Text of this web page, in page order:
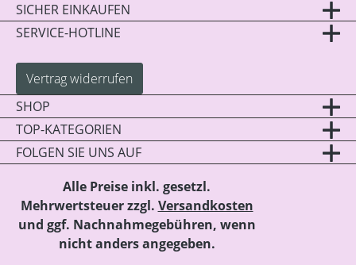
SICHER EINKAUFEN
SERVICE-HOTLINE
Vertrag widerrufen
SHOP
TOP-KATEGORIEN
FOLGEN SIE UNS AUF
Alle Preise inkl. gesetzl.
Mehrwertsteuer zzgl. Versandkosten
und ggf. Nachnahmegebühren, wenn
nicht anders angegeben.